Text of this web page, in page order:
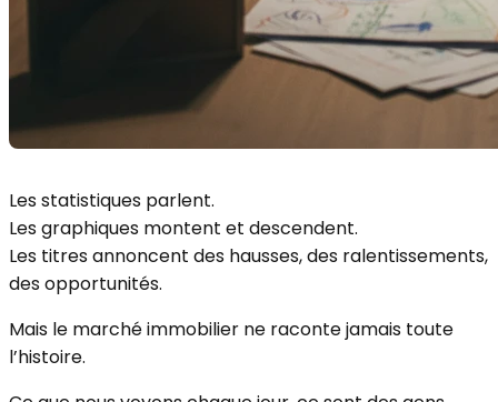
Les statistiques parlent.
Les graphiques montent et descendent.
Les titres annoncent des hausses, des ralentissements,
des opportunités.
Mais le marché immobilier ne raconte jamais toute
l’histoire.